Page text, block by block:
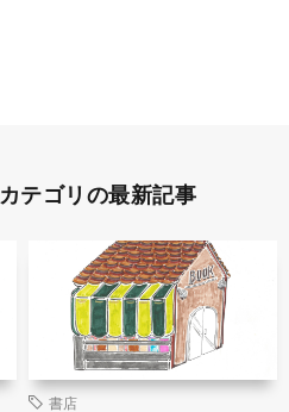
カテゴリの最新記事
書店